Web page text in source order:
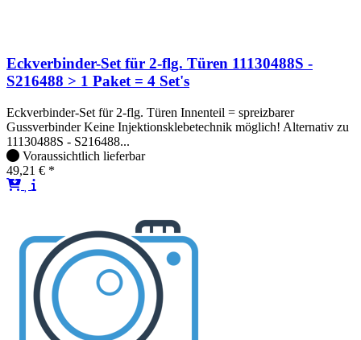
Eckverbinder-Set für 2-flg. Türen 11130488S -
S216488 > 1 Paket = 4 Set's
Eckverbinder-Set für 2-flg. Türen Innenteil = spreizbarer
Gussverbinder Keine Injektionsklebetechnik möglich! Alternativ zu
11130488S - S216488...
Voraussichtlich lieferbar
49,21 € *